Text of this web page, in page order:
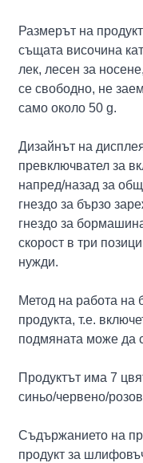
Размерът на
същата височина
лек, лесен за
се свободно, не
само около 50 g.
Дизайнът на
превключвател за
напред/назад за
гнездо за бързо
гнездо за
скорост в три
нужди.
Метод на работа на
продукта, т.е.
подмяната може да
Продуктът има 7
синьо/червено/
Съдържанието на
продукт за